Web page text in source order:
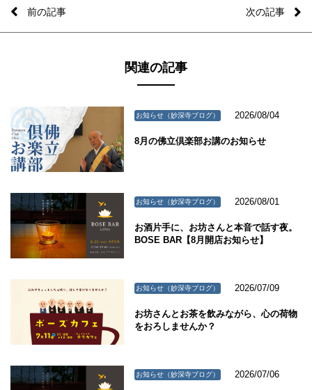
前の記事 次の記事
関連の記事
お知らせ（妙深寺ブログ） 2026/08/04
8月の佛立倶楽部お講のお知らせ
お知らせ（妙深寺ブログ） 2026/08/01
お酒片手に、お坊さんと本音で話す夜。
BOSE BAR【8月開店お知らせ】
お知らせ（妙深寺ブログ） 2026/07/09
お坊さんとお茶を飲みながら、心の荷物
をおろしませんか？
お知らせ（妙深寺ブログ） 2026/07/06